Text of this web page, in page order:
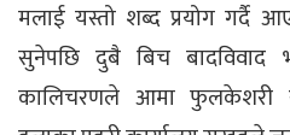
मलाई यस्तो शब्द प्रयोग गर्दै
सुनेपछि दुबै बिच बादविवाद
कालिचरणले आमा फुलकेशरी र